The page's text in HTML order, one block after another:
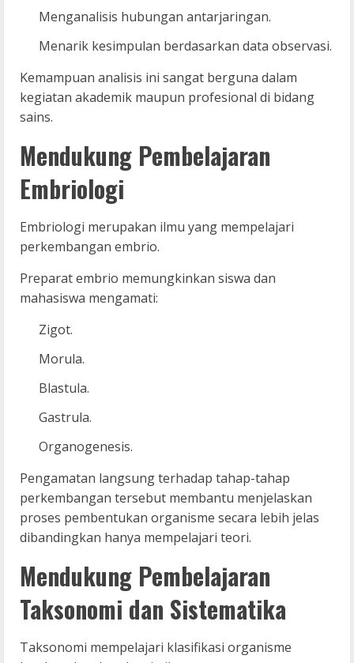
Menganalisis hubungan antarjaringan.
Menarik kesimpulan berdasarkan data observasi.
Kemampuan analisis ini sangat berguna dalam
kegiatan akademik maupun profesional di bidang
sains.
Mendukung Pembelajaran
Embriologi
Embriologi merupakan ilmu yang mempelajari
perkembangan embrio.
Preparat embrio memungkinkan siswa dan
mahasiswa mengamati:
Zigot.
Morula.
Blastula.
Gastrula.
Organogenesis.
Pengamatan langsung terhadap tahap-tahap
perkembangan tersebut membantu menjelaskan
proses pembentukan organisme secara lebih jelas
dibandingkan hanya mempelajari teori.
Mendukung Pembelajaran
Taksonomi dan Sistematika
Taksonomi mempelajari klasifikasi organisme